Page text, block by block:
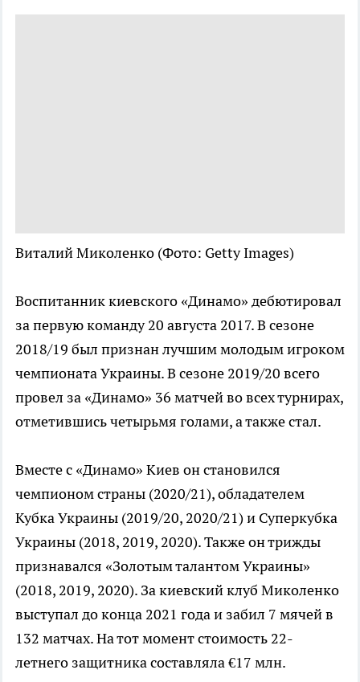
Виталий Миколенко (Фото: Getty Images)
Воспитанник киевского «Динамо» дебютировал
за первую команду 20 августа 2017. В сезоне
2018/19 был признан лучшим молодым игроком
чемпионата Украины. В сезоне 2019/20 всего
провел за «Динамо» 36 матчей во всех турнирах,
отметившись четырьмя голами, а также стал.
Вместе с «Динамо» Киев он становился
чемпионом страны (2020/21), обладателем
Кубка Украины (2019/20, 2020/21) и Суперкубка
Украины (2018, 2019, 2020). Также он трижды
признавался «Золотым талантом Украины»
(2018, 2019, 2020). За киевский клуб Миколенко
выступал до конца 2021 года и забил 7 мячей в
132 матчах. На тот момент стоимость 22-
летнего защитника составляла €17 млн.